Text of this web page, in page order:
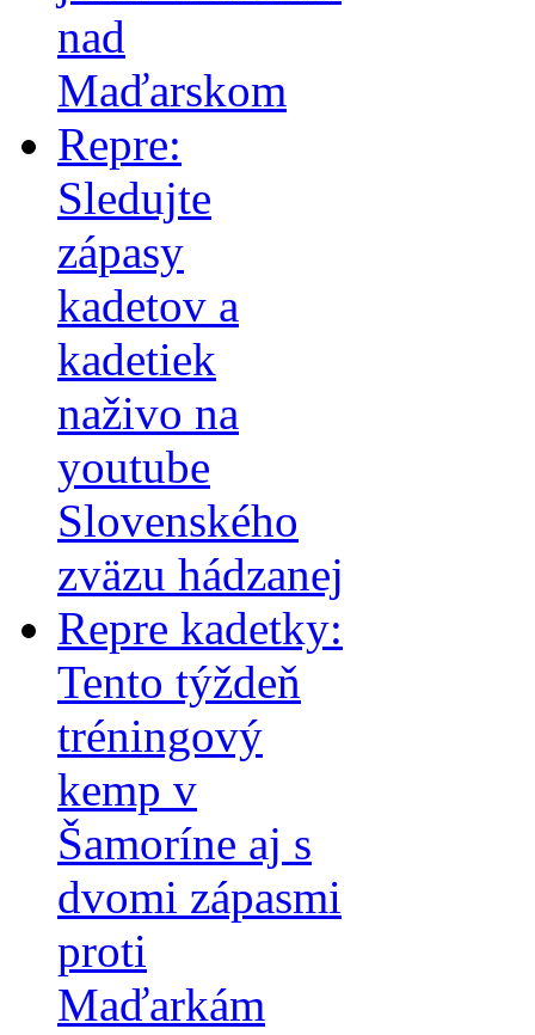
nad
Maďarskom
Repre:
Sledujte
zápasy
kadetov a
kadetiek
naživo na
youtube
Slovenského
zväzu hádzanej
Repre kadetky:
Tento týždeň
tréningový
kemp v
Šamoríne aj s
dvomi zápasmi
proti
Maďarkám